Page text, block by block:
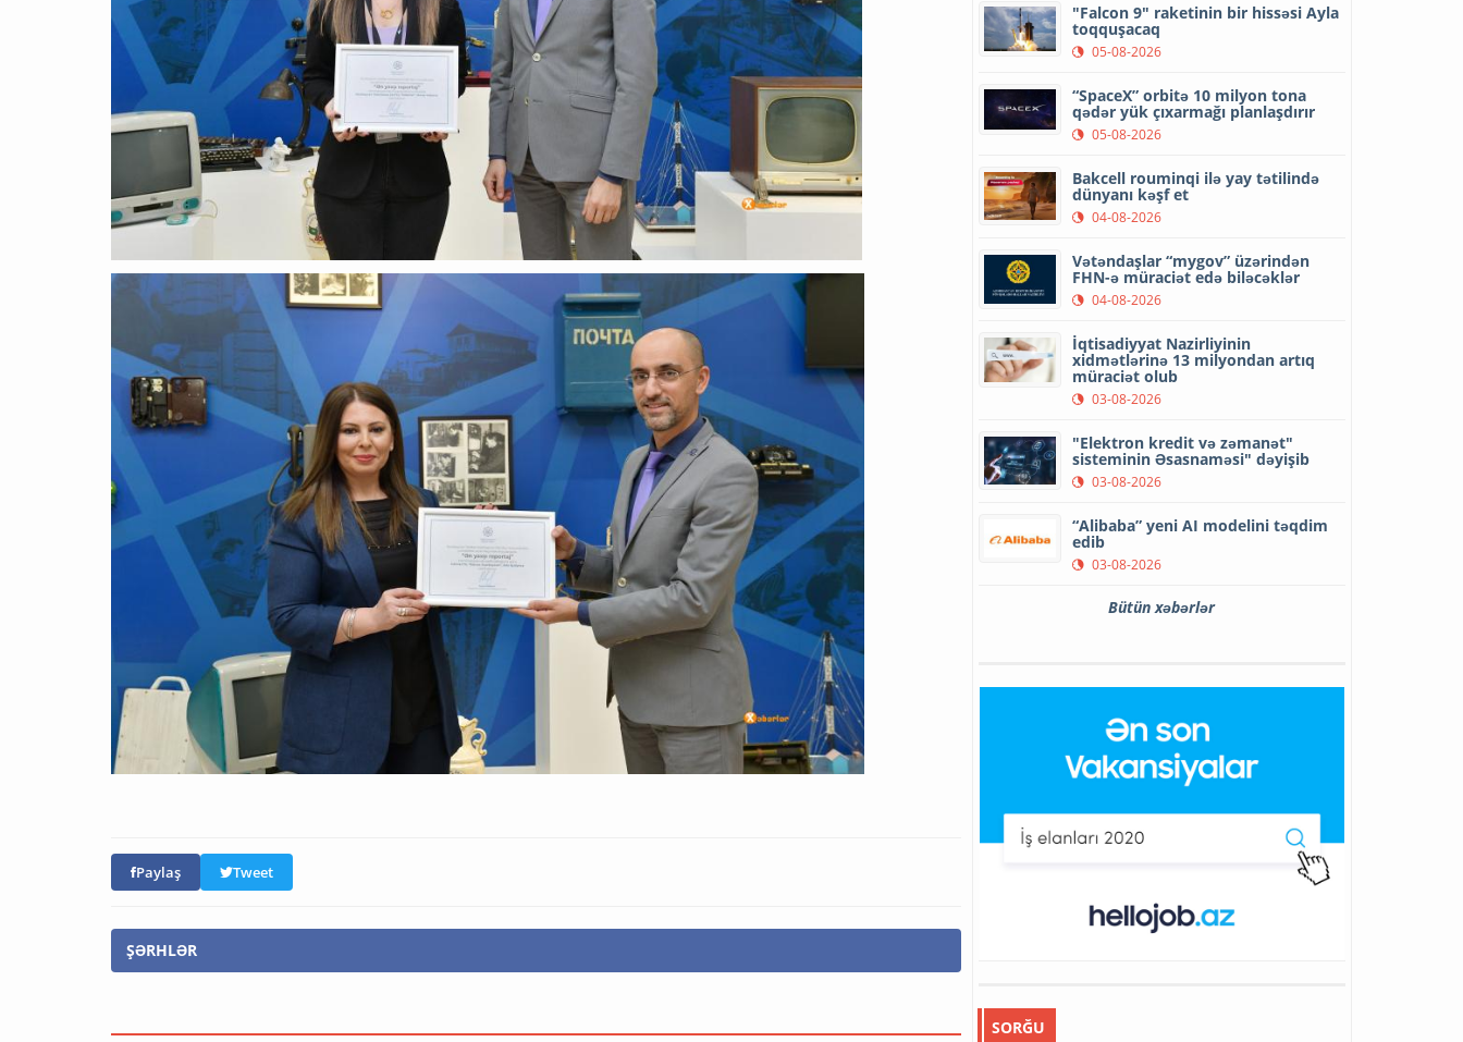
Paylaş Tweet
ŞƏRHLƏR
"Falcon 9" raketinin bir hissəsi Ayla
toqquşacaq
05-08-2026
“SpaceX” orbitə 10 milyon tona
qədər yük çıxarmağı planlaşdırır
05-08-2026
Bakcell rouminqi ilə yay tətilində
dünyanı kəşf et
04-08-2026
Vətəndaşlar “mygov” üzərindən
FHN-ə müraciət edə biləcəklər
04-08-2026
İqtisadiyyat Nazirliyinin
xidmətlərinə 13 milyondan artıq
müraciət olub
03-08-2026
"Elektron kredit və zəmanət"
sisteminin Əsasnaməsi" dəyişib
03-08-2026
“Alibaba” yeni AI modelini təqdim
edib
03-08-2026
Bütün xəbərlər
SORĞU